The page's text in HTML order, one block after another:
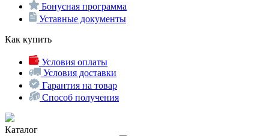
Бонусная программа
Уставные документы
Как купить
Условия оплаты
Условия доставки
Гарантия на товар
Способ получения
Каталог